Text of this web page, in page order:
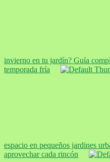
invierno en tu jardín? Guía
temporada fría
espacio en pequeños jardines
aprovechar cada rincón